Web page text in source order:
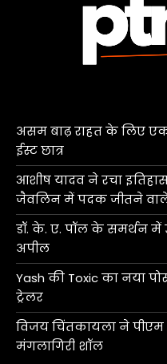
असम बाढ़ राहत के लिए
ईस्ट छात्र
आशीष यादव ने रचा
जैवलिन में पदक जीतने
डॉ. के. ए. पॉल के समर्थन में
अपील
Yash की Toxic का नया
ट्रेलर
विजय चिंतकायला ने पीएम
मंगलागिरी शॉल